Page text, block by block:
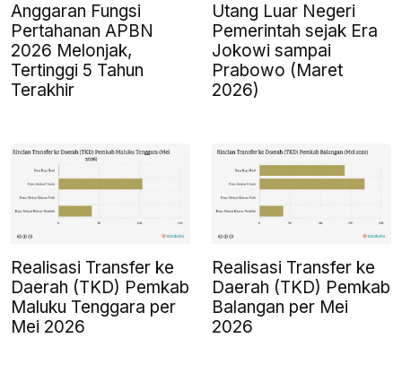
Anggaran Fungsi
Pertahanan APBN
2026 Melonjak,
Tertinggi 5 Tahun
Terakhir
Utang Luar Negeri
Pemerintah sejak Era
Jokowi sampai
Prabowo (Maret
2026)
Realisasi Transfer ke
Daerah (TKD) Pemkab
Maluku Tenggara per
Mei 2026
Realisasi Transfer ke
Daerah (TKD) Pemkab
Balangan per Mei
2026